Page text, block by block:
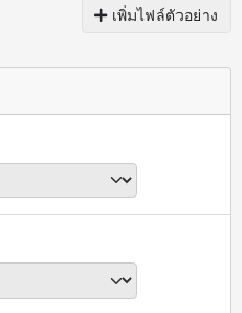
เพิ่มไฟล์ตัวอย่าง